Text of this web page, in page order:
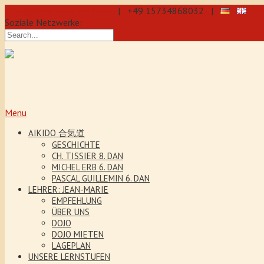
| +49 15734868032 |
Soziale Netzwerke:
Menu
AIKIDO 合気道
GESCHICHTE
CH. TISSIER 8. DAN
MICHEL ERB 6. DAN
PASCAL GUILLEMIN 6. DAN
LEHRER: JEAN-MARIE
EMPFEHLUNG
ÜBER UNS
DOJO
DOJO MIETEN
LAGEPLAN
UNSERE LERNSTUFEN